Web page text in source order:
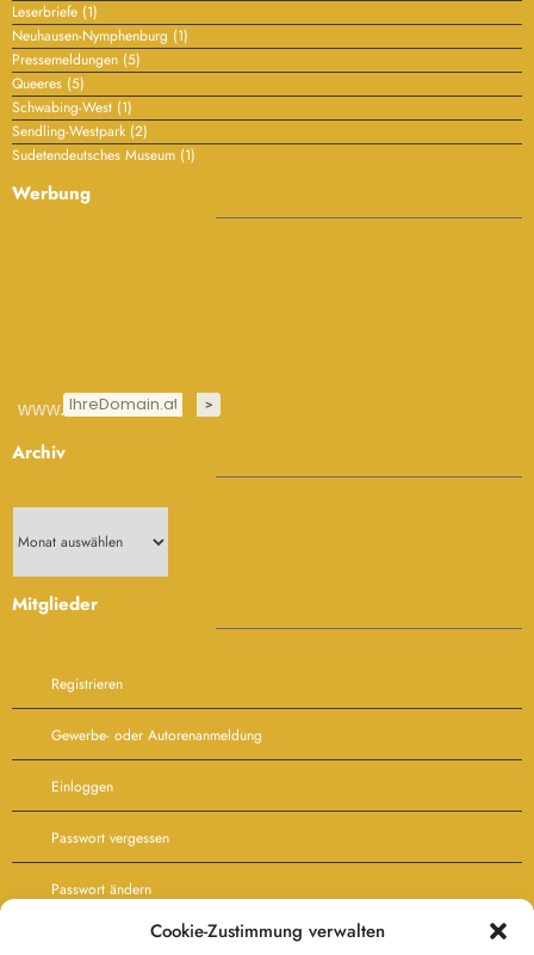
Cookie-Zustimmung verwalten
Leserbriefe (1)
Neuhausen-Nymphenburg (1)
Pressemeldungen (5)
Queeres (5)
Schwabing-West (1)
Sendling-Westpark (2)
Sudetendeutsches Museum (1)
Werbung
www.
Archiv
Mitglieder
Registrieren
Gewerbe- oder Autorenanmeldung
Einloggen
Passwort vergessen
Passwort ändern